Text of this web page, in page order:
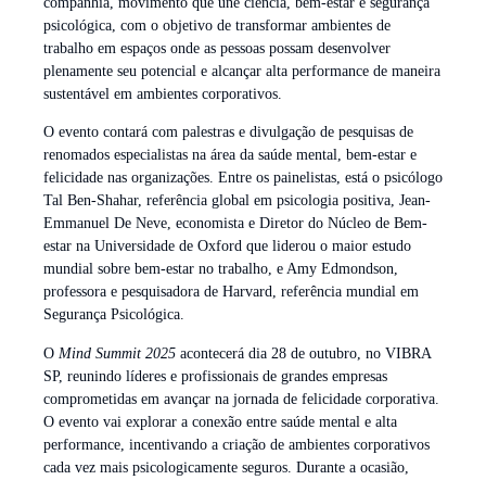
psicológica, com o objetivo de transformar ambientes de
trabalho em espaços onde as pessoas possam desenvolver
plenamente seu potencial e alcançar alta performance de maneira
sustentável em ambientes corporativos.
O evento contará com palestras e divulgação de pesquisas de
renomados especialistas na área da saúde mental, bem-estar e
felicidade nas organizações. Entre os painelistas, está o psicólogo
Tal Ben-Shahar, referência global em psicologia positiva, Jean-
Emmanuel De Neve, economista e Diretor do Núcleo de Bem-
estar na Universidade de Oxford que liderou o maior estudo
mundial sobre bem-estar no trabalho, e Amy Edmondson,
professora e pesquisadora de Harvard, referência mundial em
Segurança Psicológica.
O Mind Summit 2025 acontecerá dia 28 de outubro, no VIBRA
SP, reunindo líderes e profissionais de grandes empresas
comprometidas em avançar na jornada de felicidade corporativa.
O evento vai explorar a conexão entre saúde mental e alta
performance, incentivando a criação de ambientes corporativos
cada vez mais psicologicamente seguros. Durante a ocasião,